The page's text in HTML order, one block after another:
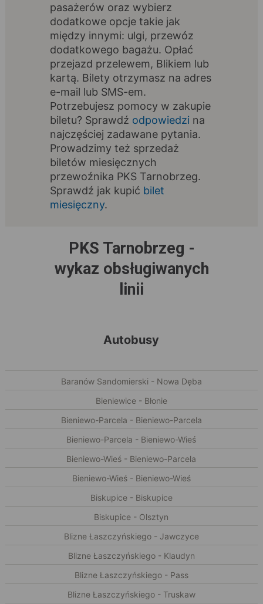
pasażerów oraz wybierz
dodatkowe opcje takie jak
między innymi: ulgi, przewóz
dodatkowego bagażu. Opłać
przejazd przelewem, Blikiem lub
kartą. Bilety otrzymasz na adres
e-mail lub SMS-em.
Potrzebujesz pomocy w zakupie
biletu? Sprawdź odpowiedzi na
najczęściej zadawane pytania.
Prowadzimy też sprzedaż
biletów miesięcznych
przewoźnika PKS Tarnobrzeg.
Sprawdź jak kupić bilet
miesięczny.
PKS Tarnobrzeg -
wykaz obsługiwanych
linii
Autobusy
Baranów Sandomierski - Nowa Dęba
Bieniewice - Błonie
Bieniewo-Parcela - Bieniewo-Parcela
Bieniewo-Parcela - Bieniewo-Wieś
Bieniewo-Wieś - Bieniewo-Parcela
Bieniewo-Wieś - Bieniewo-Wieś
Biskupice - Biskupice
Biskupice - Olsztyn
Blizne Łaszczyńskiego - Jawczyce
Blizne Łaszczyńskiego - Klaudyn
Blizne Łaszczyńskiego - Pass
Blizne Łaszczyńskiego - Truskaw